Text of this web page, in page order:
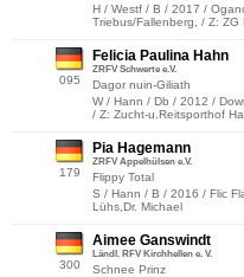
H / Westf / B / 2017 /
Triebus/Fallenberg, / Z: ZG
095
Felicia Paulina Hahn
ZRFV Schwerte e.V.
Dagor nuin-Giliath
W / Hann / Db / 2012 /
/ Z: Zucht-u.Reitsporthof
179
Pia Hagemann
ZRFV Appelhülsen e.V.
Flippy Total
S / Hann / B / 2016 / Flic
Lühs,Dr. Michael
300
Aimee Ganswindt
Ländl. RFV Kirchhellen e. V.
Schnee Prinz